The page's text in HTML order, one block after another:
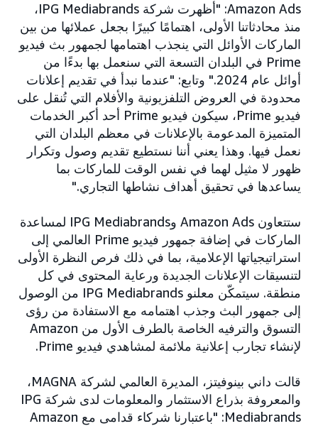
Amazon Ads: "أظهرت شركة IPG Mediabrands،
منذ محادثاتنا الأولى، اهتمامًا كبيرًا بجعل عملائها من بين
الماركات الأوائل التي ينجذب اهتمامها لجمهور بث فيديو
Prime في البلدان التسعة التي سنعمل بها بدءًا من
أوائل عام 2024." وتابع: "عندما نبدأ في تقديم إعلانات
محدودة في العروض التلفزيونية والأفلام التي تُنقل على
فيديو Prime، سيكون فيديو Prime أحد أكبر الخدمات
المتميزة المدعومة بالإعلانات في معظم البلدان التي
نعمل فيها. وهذا يعني أننا نستطيع تقديم وصول وتكرار
ظهور لا مثيل لهما في نفس الوقت للماركات بما
يساعدها في تحقيق أهداف نشاطها التجاري."
ستتعاون Amazon Ads وIPG Mediabrands لمساعدة
الماركات في إضافة جمهور فيديو Prime العالمي إلى
استراتيجياتها الإعلامية، بما في ذلك فرص النظرة الأولى
لتنسيقات الإعلانات الجديدة ورعاية المحتوى في كل
منطقة. سيتمكّن معلنو IPG Mediabrands من الوصول
إلى جمهور البث وجذب اهتمامه مع الاستفادة من رؤى
التسوق والترفيه الخاصة بالطرف الأول من Amazon
لإنشاء تجارب إعلانية ملائمة لمشاهدي فيديو Prime.
قالت داني بينوفيتز، المديرة العالمي لشركة MAGNA،
والمعروفة بذراع الاستثمار والمعلومات لدى شركة IPG
Mediabrands: "باعتبارنا شركاء قدامى مع Amazon